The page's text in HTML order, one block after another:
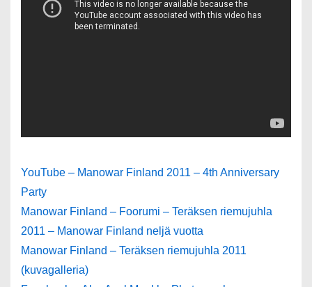
YouTube – Manowar Finland 2011 – 4th Anniversary
Party
Manowar Finland – Foorumi – Teräksen riemujuhla
2011 – Manowar Finland neljä vuotta
Manowar Finland – Teräksen riemujuhla 2011
(kuvagalleria)